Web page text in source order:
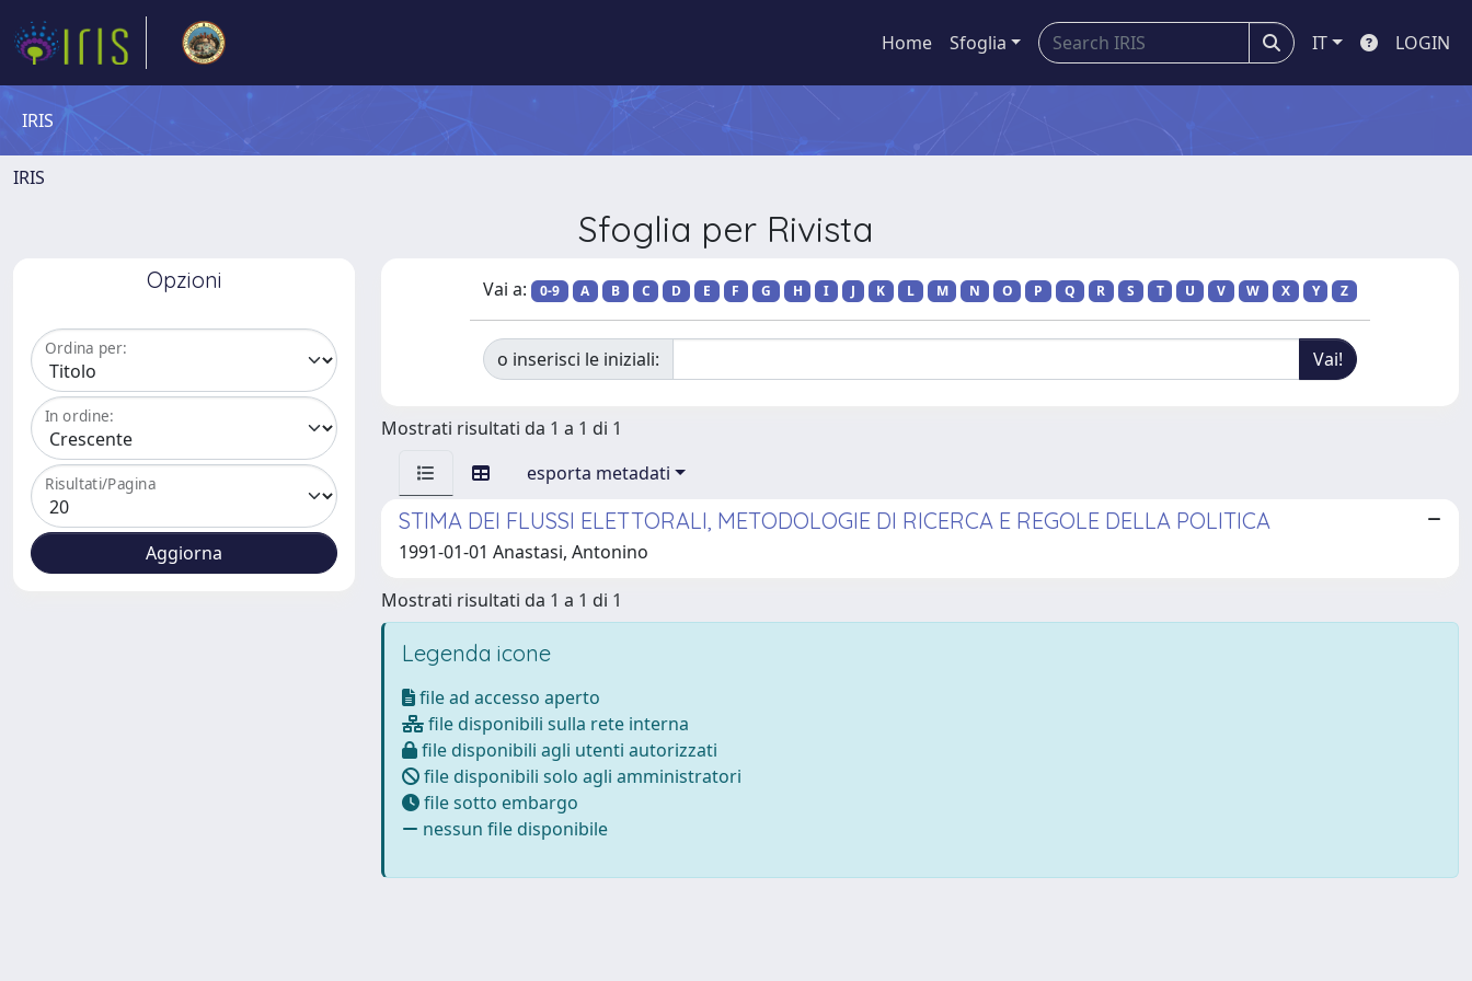
Home Sfoglia IT LOGIN
IRIS
IRIS
Sfoglia per Rivista
Opzioni
Ordina per:
In ordine:
Risultati/Pagina
Vai a: 0-9 A B C D E F G H I J K L M N O P Q R S T U V W X Y Z
o inserisci le iniziali:
Mostrati risultati da 1 a 1 di 1
esporta metadati
STIMA DEI FLUSSI ELETTORALI, METODOLOGIE DI RICERCA E REGOLE DELLA POLITICA
1991-01-01 Anastasi, Antonino
Mostrati risultati da 1 a 1 di 1
Legenda icone
file ad accesso aperto
file disponibili sulla rete interna
file disponibili agli utenti autorizzati
file disponibili solo agli amministratori
file sotto embargo
nessun file disponibile